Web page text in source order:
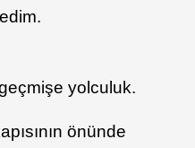
yolculuk.
önünde